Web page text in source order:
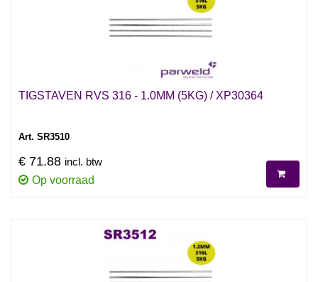
TIGSTAVEN RVS 316 - 1.0MM (5KG) / XP30364
Art. SR3510
€ 71.88 incl. btw
Op voorraad